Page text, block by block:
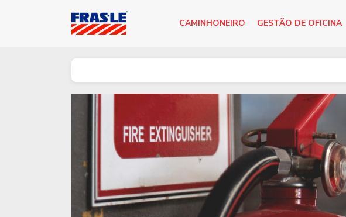
CAMINHONEIRO GESTÃO DE OFICINA